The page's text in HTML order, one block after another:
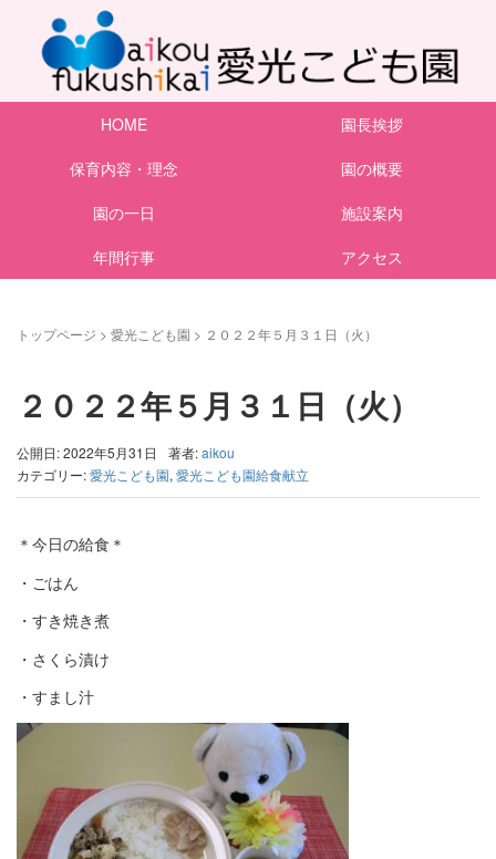
HOME
園長挨拶
保育内容・理念
園の概要
園の一日
施設案内
年間行事
アクセス
トップページ > 愛光こども園 > ２０２２年５月３１日（火）
２０２２年５月３１日（火）
公開日: 2022年5月31日 著者:aikou
カテゴリー:愛光こども園, 愛光こども園給食献立
＊今日の給食＊
・ごはん
・すき焼き煮
・さくら漬け
・すまし汁